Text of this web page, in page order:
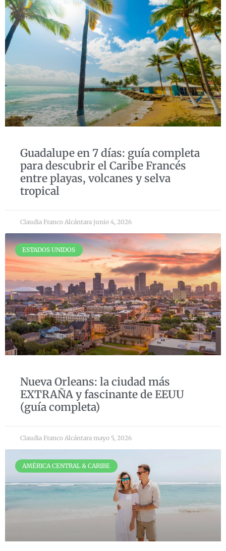
Guadalupe en 7 días: guía completa
para descubrir el Caribe Francés
entre playas, volcanes y selva
tropical
Claudia Franco Alcántara junio 4, 2026
ESTADOS UNIDOS
Nueva Orleans: la ciudad más
EXTRAÑA y fascinante de EEUU
(guía completa)
Claudia Franco Alcántara mayo 5, 2026
AMÉRICA CENTRAL & CARIBE